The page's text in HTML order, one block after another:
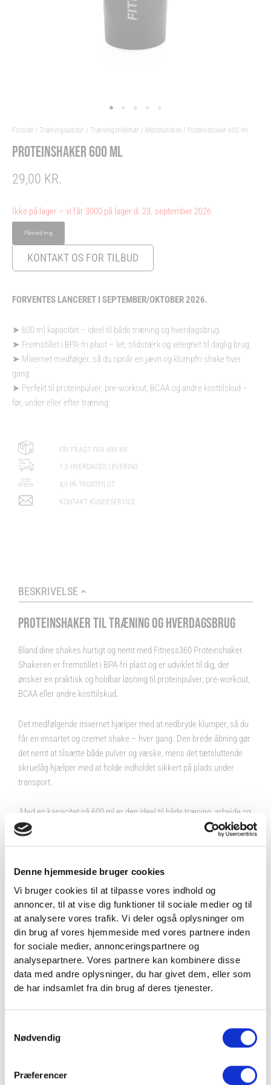
Denne hjemmeside bruger cookies
Vi bruger cookies til at tilpasse vores indhold og
annoncer, til at vise dig funktioner til sociale medier og til
at analysere vores trafik. Vi deler også oplysninger om
din brug af vores hjemmeside med vores partnere inden
for sociale medier, annonceringspartnere og
analysepartnere. Vores partnere kan kombinere disse
data med andre oplysninger, du har givet dem, eller som
de har indsamlet fra din brug af deres tjenester.
Nødvendig
Præferencer
Forside / Træningsudstyr / Træningstilbehør / Merchandise / Proteinshaker 600 ml
PROTEINSHAKER 600 ML
29,00 KR.
Ikke på lager – vi får 3000 på lager d. 23. september 2026
KONTAKT OS FOR TILBUD
FORVENTES LANCERET I SEPTEMBER/OKTOBER 2026.
➤ 600 ml kapacitet – ideel til både træning og hverdagsbrug.
➤ Fremstillet i BPA-fri plast – let, slidstærk og velegnet til daglig brug.
➤ Mixernet medfølger, så du opnår en jævn og klumpfri shake hver
gang.
➤ Perfekt til proteinpulver, pre-workout, BCAA og andre kosttilskud –
før, under eller efter træning.
FRI FRAGT FRA 499 KR
1-2 HVERDAGES LEVERING
4,9 PÅ TRUSTPILOT
KONTAKT KUNDESERVICE
BESKRIVELSE
PROTEINSHAKER TIL TRÆNING OG HVERDAGSBRUG
Bland dine shakes hurtigt og nemt med Fitness360 Proteinshaker.
Shakeren er fremstillet i BPA-fri plast og er udviklet til dig, der
ønsker en praktisk og holdbar løsning til proteinpulver, pre-workout,
BCAA eller andre kosttilskud.
Det medfølgende mixernet hjælper med at nedbryde klumper, så du
får en ensartet og cremet shake – hver gang. Den brede åbning gør
det nemt at tilsætte både pulver og væske, mens det tætsluttende
skruelåg hjælper med at holde indholdet sikkert på plads under
transport.
Med en kapacitet på 600 ml er den ideel til både træning, arbejde og
hverdagen.
til en stilren makker i træningstasken. Proteinshaker 600 ml er den
ideelle løsning til dig, der ønsker en praktisk shaker til både træning,
arbejde og hverdagen.
SPECIFIKATIONER
Brand Fitness360
Materiale
VIND 2 VALGFRIE HÅNDVÆGTE 💥
Tilmeld dig nyhedsbrevet og deltag i
konkurrencen om 2 valgfrie
håndvægte. (Vælg selv vægten –
maks. 1.000 kr.)
Navn
Email